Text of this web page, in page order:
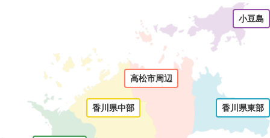
高松市周辺
香川県東部
香川県中部
小豆島